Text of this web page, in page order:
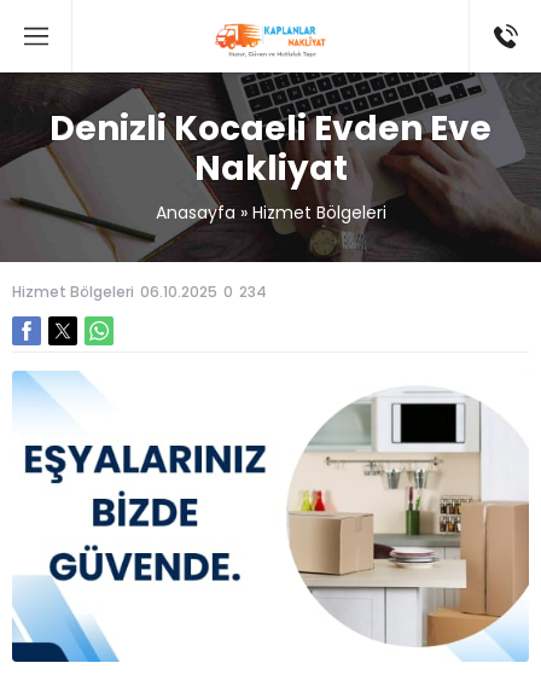
Denizli Kocaeli Evden Eve
Nakliyat
Anasayfa» Hizmet Bölgeleri
Hizmet Bölgeleri 06.10.2025 0 234